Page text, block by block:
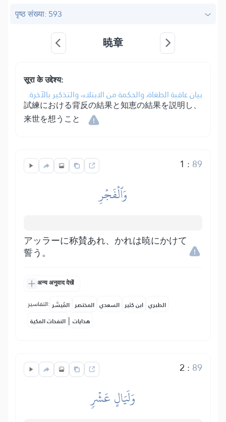
पृष्ठ संख्या: 593
暁章
सूरा के उद्देश्य:
بيان عاقبة الطغاة، والحكمة من الابتلاء، والتذكير بالآخرة.
試練における背反の結果と知恵の結果を説明し、
来世を想うこと
1 : 89
وَٱلۡفَجۡرِ
アッラーに称賛あれ、かれは暁にかけて
誓う。
अन्य अनुवाद देखें
التفاسير: المُيسَّر المختصر السعدي ابن كثير الطبري
النفحات المكية | هدايات
2 : 89
وَلَيَالٍ عَشۡرٖ